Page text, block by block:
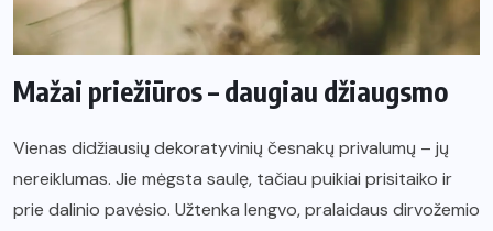
Mažai priežiūros – daugiau džiaugsmo
Vienas didžiausių dekoratyvinių česnakų privalumų – jų
nereiklumas. Jie mėgsta saulę, tačiau puikiai prisitaiko ir
prie dalinio pavėsio. Užtenka lengvo, pralaidaus dirvožemio